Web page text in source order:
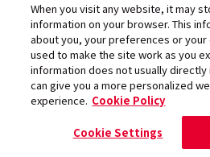
When you visit any website, it may
information on your browser. This
about you, your preferences or
used to make the site work as you
information does not usually
can give you a more personalized
experience. Cookie Policy
Cookie Settings